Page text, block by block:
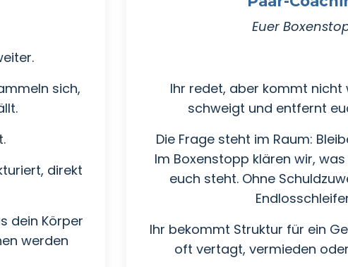
sich,
direkt
dein Körper
werden
Euer
Ihr redet, aber kommt nicht
schweigt und entfernt
Die Frage steht im Raum:
Im Boxenstopp klären wir,
euch steht. Ohne
Ihr bekommt Struktur für ein
oft vertagt, vermieden